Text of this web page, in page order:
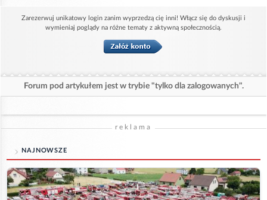
Zarezerwuj unikatowy login zanim wyprzedzą cię inni! Włącz się do dyskusji i
wymieniaj poglądy na różne tematy z aktywną społecznością.
Forum pod artykułem jest w trybie "tylko dla zalogowanych".
reklama
NAJNOWSZE